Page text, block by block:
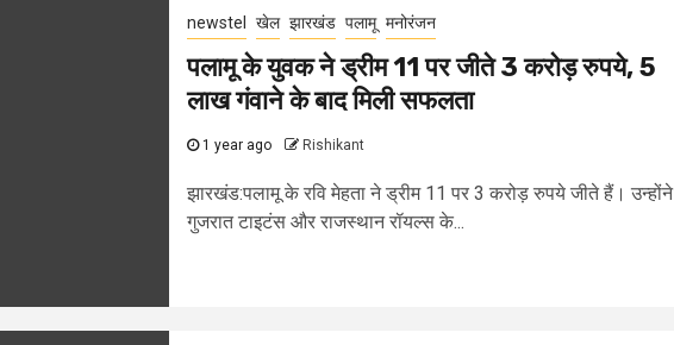
newstel खेल झारखंड पलामू मनोरंजन
पलामू के युवक ने ड्रीम 11 पर जीते 3 करोड़ रुपये, 5
लाख गंवाने के बाद मिली सफलता
1 year ago Rishikant
झारखंड:पलामू के रवि मेहता ने ड्रीम 11 पर 3 करोड़ रुपये जीते हैं। उन्होंने
गुजरात टाइटंस और राजस्थान रॉयल्स के...